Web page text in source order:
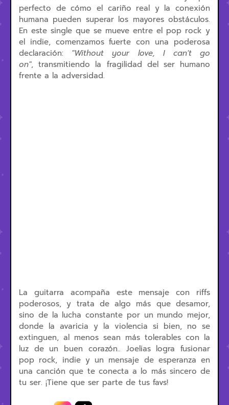
perfecto de cómo el cariño real y la conexión
humana pueden superar los mayores obstáculos.
En este single que se mueve entre el pop rock y
el indie, comenzamos fuerte con una poderosa
declaración: "Without your love, I can't go
on",transmitiendo la fragilidad del ser humano
frente a la adversidad.
La guitarra acompaña este mensaje con riffs
poderosos, y trata de algo más que desamor,
sino de la lucha constante por un mundo mejor,
donde la avaricia y la violencia si bien, no se
extinguen, al menos sean más tolerables con la
luz de un buen corazón.. Joelias logra fusionar
pop rock, indie y un mensaje de esperanza en
una canción que te conecta a lo más sincero de
tu ser. ¡Tiene que ser parte de tus favs!